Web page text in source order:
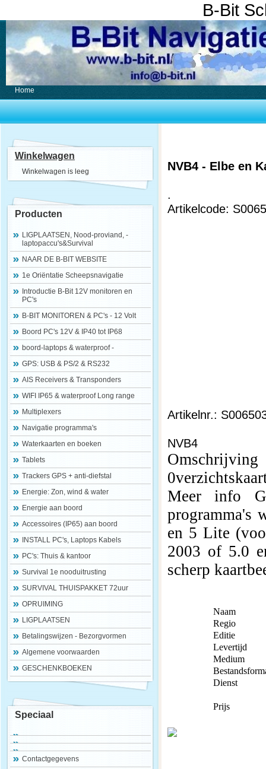
B-Bit
Home
Winkelwagen
Winkelwagen is leeg
Producten
LIGPLAATSEN, Nood-proviand, -
laptopaccu's&Survival
NAAR DE B-BIT WEBSITE
1e Oriëntatie Scheepsnavigatie
Introductie B-Bit 12V monitoren en
PC's
B-BIT MONITOREN & PC's - 12 Volt
Boord PC's 12V & IP40 tot IP68
boord-laptops & waterproof -
GPS: USB & PS/2 & RS232
AIS Receivers & Transponders
WIFI IP65 & waterproof Long range
Multiplexers
Navigatie programma's
Waterkaarten en boeken
Tablets
Trackers GPS + anti-diefstal
Energie: Zon, wind & water
Energie aan boord
Accessoires (IP65) aan boord
INSTALL PC's, Laptops Kabels
PC's: Thuis & kantoor
Survival 1e nooduitrusting
SURVIVAL THUISPAKKET 72uur
OPRUIMING
LIGPLAATSEN
Betalingswijzen - Bezorgvormen
Algemene voorwaarden
GESCHENKBOEKEN
Speciaal
Contactgegevens
NVB4 - Elbe en
.
Artikelcode:
Artikelnr.:
NVB4
Meer info
programma's
en 5 Lite
2003 of 5.0
scherp
Naam
Regio
Editie
Levertijd
Medium
Dienst
Prijs